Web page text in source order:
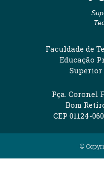
Faculdade de
Educação
Superior
Pça. Coronel
Bom
CEP 01124-
©